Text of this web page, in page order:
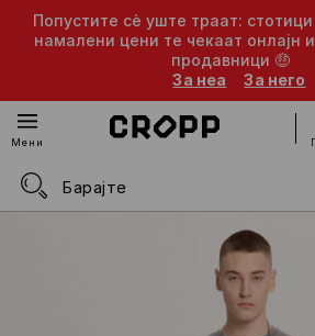
Попустите сè уште траат:
намалени цени те чекаат онлајн
продавници 🤑
За неа
За него
Мени